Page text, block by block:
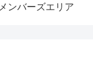
メンバーズエリア